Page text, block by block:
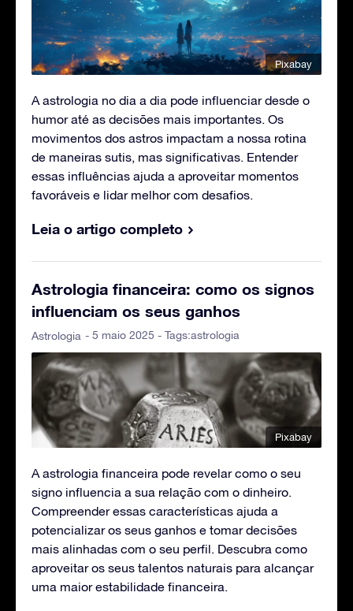
Pixabay
A astrologia no dia a dia pode influenciar desde o
humor até as decisões mais importantes. Os
movimentos dos astros impactam a nossa rotina
de maneiras sutis, mas significativas. Entender
essas influências ajuda a aproveitar momentos
favoráveis e lidar melhor com desafios.
Leia o artigo completo
Astrologia financeira: como os signos
influenciam os seus ganhos
Astrologia - 5 maio 2025 - Tags:astrologia
Pixabay
A astrologia financeira pode revelar como o seu
signo influencia a sua relação com o dinheiro.
Compreender essas características ajuda a
potencializar os seus ganhos e tomar decisões
mais alinhadas com o seu perfil. Descubra como
aproveitar os seus talentos naturais para alcançar
uma maior estabilidade financeira.